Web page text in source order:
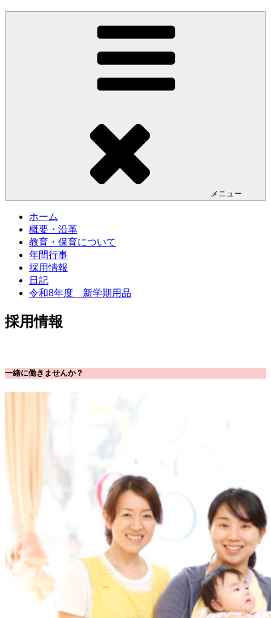
メニュー
ホーム
概要・沿革
教育・保育について
年間行事
採用情報
日記
令和8年度 新学期用品
採用情報
一緒に働きませんか？